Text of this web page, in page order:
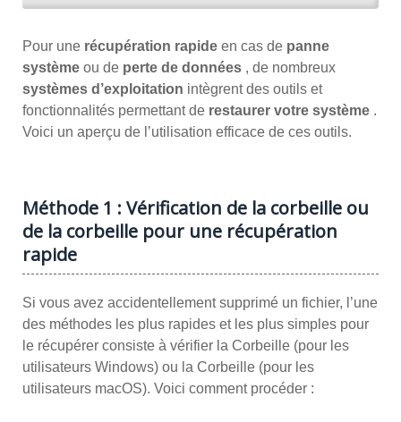
Pour une récupération rapide en cas de panne
système ou de perte de données , de nombreux
systèmes d’exploitation intègrent des outils et
fonctionnalités permettant de restaurer votre système .
Voici un aperçu de l’utilisation efficace de ces outils.
Méthode 1 : Vérification de la corbeille ou
de la corbeille pour une récupération
rapide
Si vous avez accidentellement supprimé un fichier, l’une
des méthodes les plus rapides et les plus simples pour
le récupérer consiste à vérifier la Corbeille (pour les
utilisateurs Windows) ou la Corbeille (pour les
utilisateurs macOS). Voici comment procéder :